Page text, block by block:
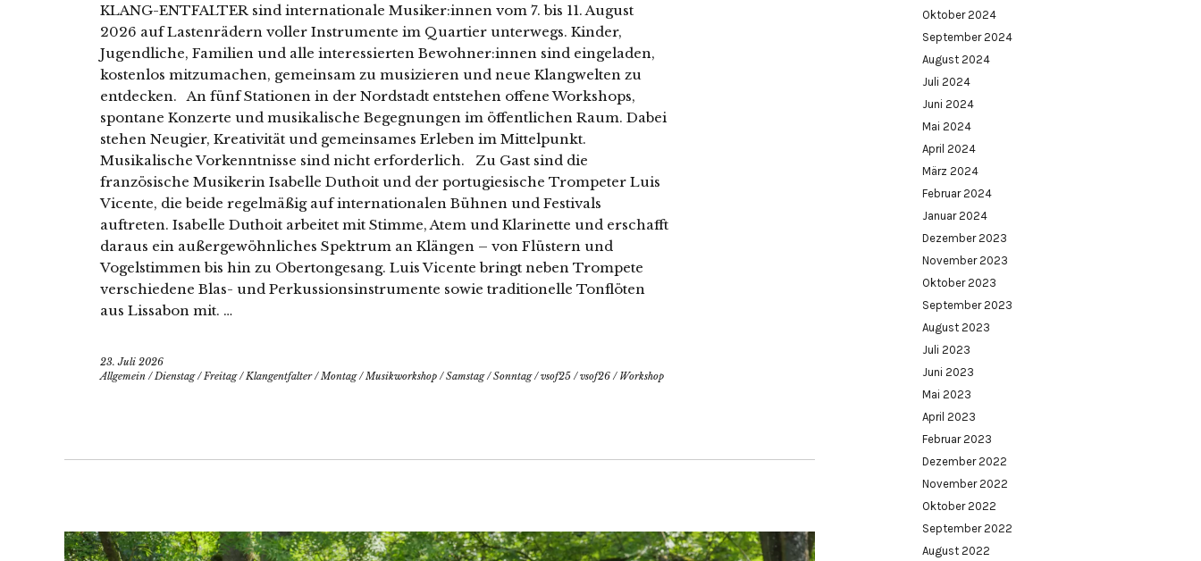
KLANG-ENTFALTER sind internationale Musiker:innen vom 7. bis 11. August
2026 auf Lastenrädern voller Instrumente im Quartier unterwegs. Kinder,
Jugendliche, Familien und alle interessierten Bewohner:innen sind eingeladen,
kostenlos mitzumachen, gemeinsam zu musizieren und neue Klangwelten zu
entdecken. An fünf Stationen in der Nordstadt entstehen offene Workshops,
spontane Konzerte und musikalische Begegnungen im öffentlichen Raum. Dabei
stehen Neugier, Kreativität und gemeinsames Erleben im Mittelpunkt.
Musikalische Vorkenntnisse sind nicht erforderlich. Zu Gast sind die
französische Musikerin Isabelle Duthoit und der portugiesische Trompeter Luis
Vicente, die beide regelmäßig auf internationalen Bühnen und Festivals
auftreten. Isabelle Duthoit arbeitet mit Stimme, Atem und Klarinette und erschafft
daraus ein außergewöhnliches Spektrum an Klängen – von Flüstern und
Vogelstimmen bis hin zu Obertongesang. Luis Vicente bringt neben Trompete
verschiedene Blas- und Perkussionsinstrumente sowie traditionelle Tonflöten
aus Lissabon mit. …
23. Juli 2026
Allgemein /Dienstag/Freitag/Klangentfalter/Montag/Musikworkshop /Samstag/Sonntag/vsof25 /vsof26 / Workshop
Oktober 2024
September 2024
August 2024
Juli 2024
Juni 2024
Mai 2024
April 2024
März 2024
Februar 2024
Januar 2024
Dezember 2023
November 2023
Oktober 2023
September 2023
August 2023
Juli 2023
Juni 2023
Mai 2023
April 2023
Februar 2023
Dezember 2022
November 2022
Oktober 2022
September 2022
August 2022